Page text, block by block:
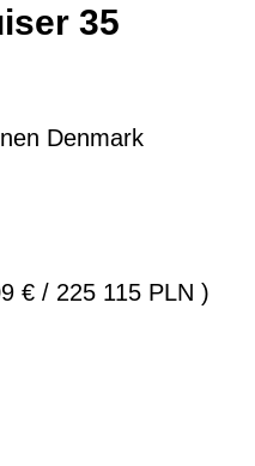
35
Denmark
€ / 225 115 PLN )